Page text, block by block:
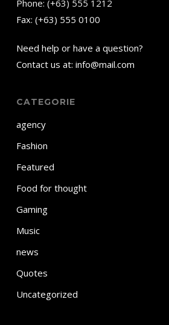
Phone: (+63) 555 1212
Fax: (+63) 555 0100
Need help or have a question?
Contact us at: info@mail.com
CATEGORIE
agency
Fashion
Featured
Food for thought
Gaming
Music
news
Quotes
Uncategorized